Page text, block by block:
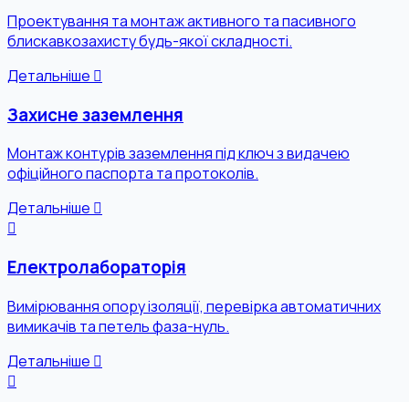
Проектування та монтаж активного та пасивного
блискавкозахисту будь-якої складності.
Детальніше
Захисне заземлення
Монтаж контурів заземлення під ключ з видачею
офіційного паспорта та протоколів.
Детальніше
Електролабораторія
Вимірювання опору ізоляції, перевірка автоматичних
вимикачів та петель фаза-нуль.
Детальніше